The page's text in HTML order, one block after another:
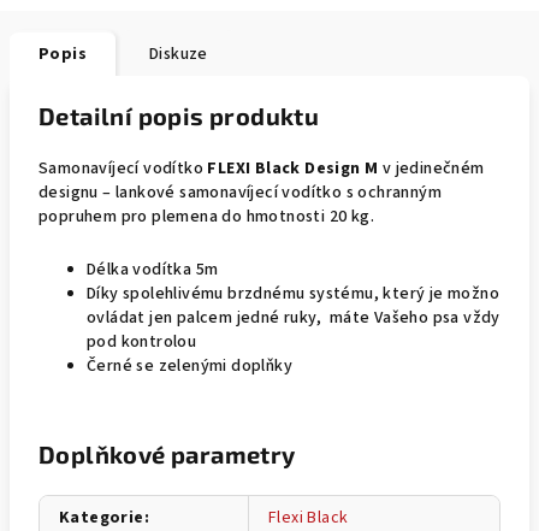
Popis Diskuze
Detailní popis produktu
Samonavíjecí vodítko FLEXI Black Design M v jedinečném
designu – lankové samonavíjecí vodítko s ochranným
popruhem pro plemena do hmotnosti 20 kg.
Délka vodítka 5m
Díky spolehlivému brzdnému systému, který je možno
ovládat jen palcem jedné ruky, máte Vašeho psa vždy
pod kontrolou
Černé se zelenými doplňky
Doplňkové parametry
Kategorie:
Flexi Black